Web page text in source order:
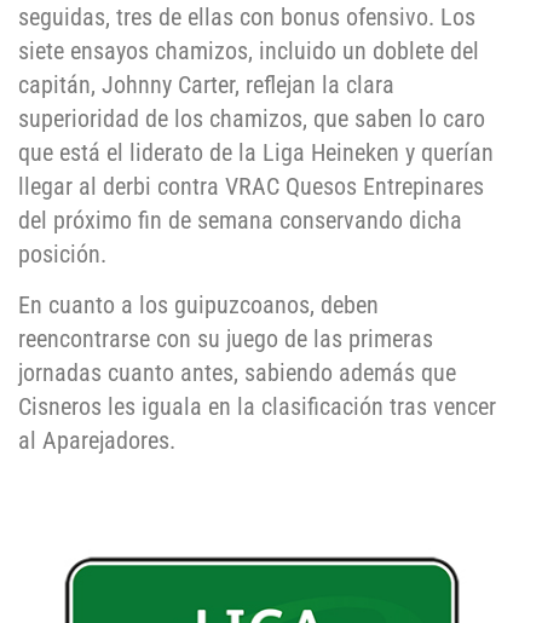
seguidas, tres de ellas con bonus ofensivo. Los
siete ensayos chamizos, incluido un doblete del
capitán, Johnny Carter, reflejan la clara
superioridad de los chamizos, que saben lo caro
que está el liderato de la Liga Heineken y querían
llegar al derbi contra VRAC Quesos Entrepinares
del próximo fin de semana conservando dicha
posición.
En cuanto a los guipuzcoanos, deben
reencontrarse con su juego de las primeras
jornadas cuanto antes, sabiendo además que
Cisneros les iguala en la clasificación tras vencer
al Aparejadores.